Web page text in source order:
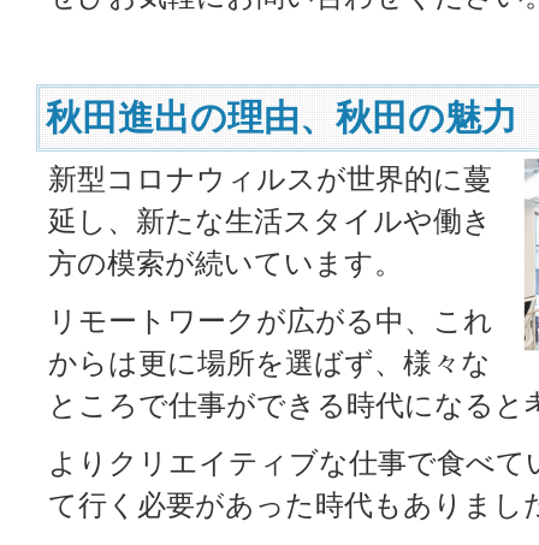
秋田進出の理由、秋田の魅力
新型コロナウィルスが世界的に蔓
延し、新たな生活スタイルや働き
方の模索が続いています。
リモートワークが広がる中、これ
からは更に場所を選ばず、様々な
ところで仕事ができる時代になると
よりクリエイティブな仕事で食べて
て行く必要があった時代もありまし